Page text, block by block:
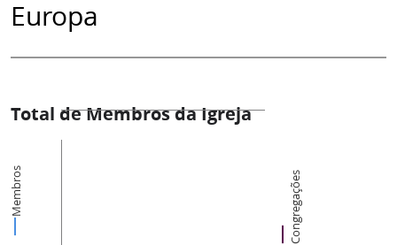
Europa
Total de Membros da Igreja
Membros Congregações